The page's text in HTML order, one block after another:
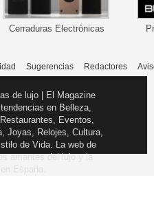
Cerraduras Electrónicas
Sugerencias Redactores
de lujo | El Magazine
en Belleza,
Eventos,
Joyas, Relojes, Cultura,
de Vida. La web de
amantes del lujo y la